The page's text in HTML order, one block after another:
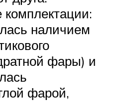
наличием
фары) и
фарой,